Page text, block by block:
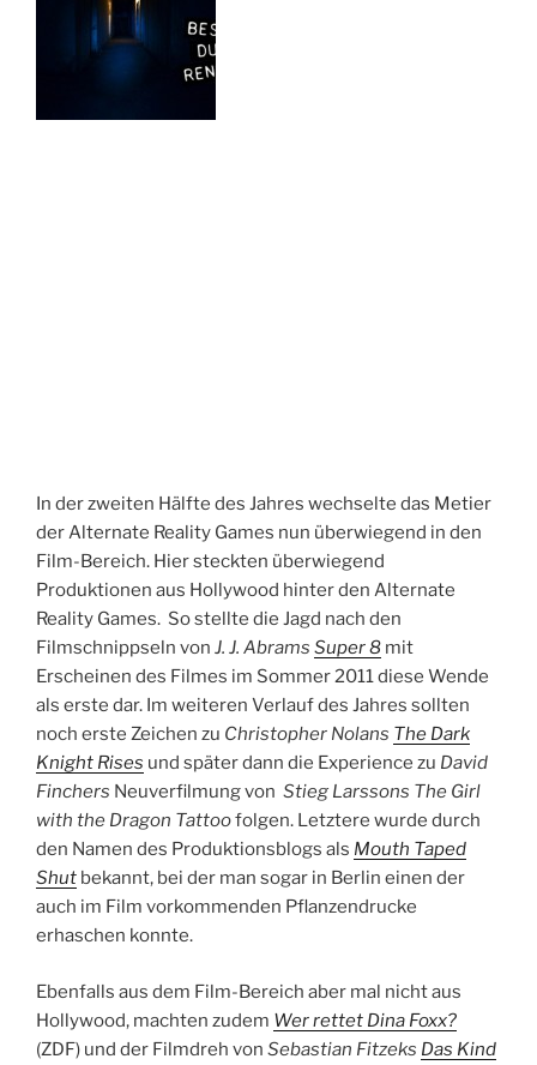
In der zweiten Hälfte des Jahres wechselte das Metier
der Alternate Reality Games nun überwiegend in den
Film-Bereich. Hier steckten überwiegend
Produktionen aus Hollywood hinter den Alternate
Reality Games. So stellte die Jagd nach den
Filmschnippseln von J. J. Abrams Super 8 mit
Erscheinen des Filmes im Sommer 2011 diese Wende
als erste dar. Im weiteren Verlauf des Jahres sollten
noch erste Zeichen zu Christopher Nolans The Dark
Knight Rises und später dann die Experience zu David
Finchers Neuverfilmung von Stieg Larssons The Girl
with the Dragon Tattoofolgen. Letztere wurde durch
den Namen des Produktionsblogs als Mouth Taped
Shut bekannt, bei der man sogar in Berlin einen der
auch im Film vorkommenden Pflanzendrucke
erhaschen konnte.
Ebenfalls aus dem Film-Bereich aber mal nicht aus
Hollywood, machten zudem Wer rettet Dina Foxx?
(ZDF) und der Filmdreh von Sebastian Fitzeks Das Kind